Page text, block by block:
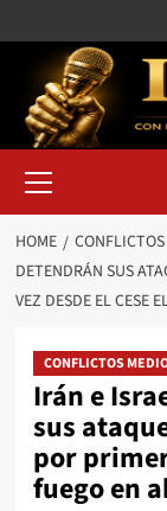
HOME
DETENDRÁN SUS
VEZ DESDE EL CESE
CONFLICTOS
Irán e
sus
por
fuego en